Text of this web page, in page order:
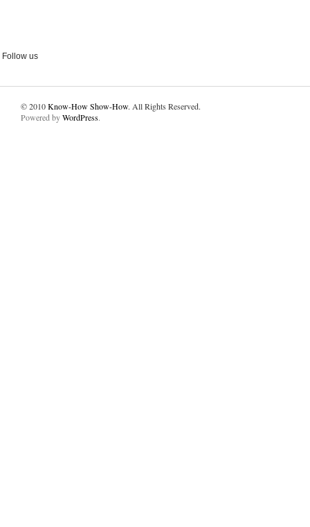
Follow us
© 2010Know-How Show-How. All Rights Reserved.
Powered byWordPress.